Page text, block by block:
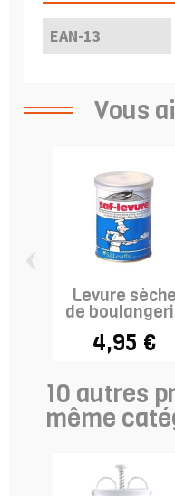
EAN-13
Vous
Levure sèche
de
4,95 €
10 autres
même